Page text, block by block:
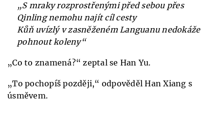
„S mraky rozprostřenými před sebou přes
Qinling nemohu najít cíl cesty
Kůň uvízlý v zasněženém Languanu nedokáže
pohnout koleny“
„Co to znamená?“ zeptal se Han Yu.
„To pochopíš později,“ odpověděl Han Xiang s
úsměvem.